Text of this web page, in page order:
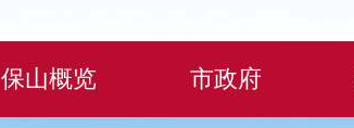
保山概览 市政府